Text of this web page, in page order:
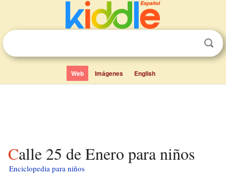
Web Imágenes English
Calle 25 de Enero para niños
Enciclopedia para niños